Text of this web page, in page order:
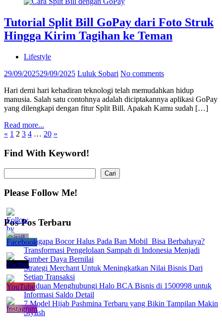
Tutorial Split Bill GoPay dari Foto Struk
Hingga Kirim Tagihan ke Teman
Lifestyle
29/09/202529/09/2025 Luluk Sobari No comments
Hari demi hari kehadiran teknologi telah memudahkan hidup
manusia. Salah satu contohnya adalah diciptakannya aplikasi GoPay
yang dilengkapi dengan fitur Split Bill. Apakah Kamu sudah […]
Read more...
Paginasi
pos
« Previous
1 2 3 4 … 20 Next
»
Find With Keyword!
Cari
Please Follow Me!
Pos-Pos Terbaru
Mengapa Bocor Halus Pada Ban Mobil Bisa Berbahaya?
Transformasi Pengelolaan Sampah di Indonesia Menjadi
Sumber Daya Bernilai
Strategi Merchant Untuk Meningkatkan Nilai Bisnis Dari
Setiap Transaksi
Panduan Menghubungi Halo BCA Bisnis di 1500998 untuk
Informasi Saldo Detail
7 Model Hijab Pashmina Terbaru yang Bikin Tampilan Makin
Stylish